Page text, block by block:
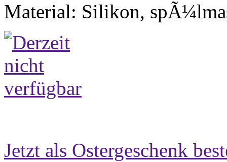
Material: Silikon,
Jetzt als Ostergeschenk